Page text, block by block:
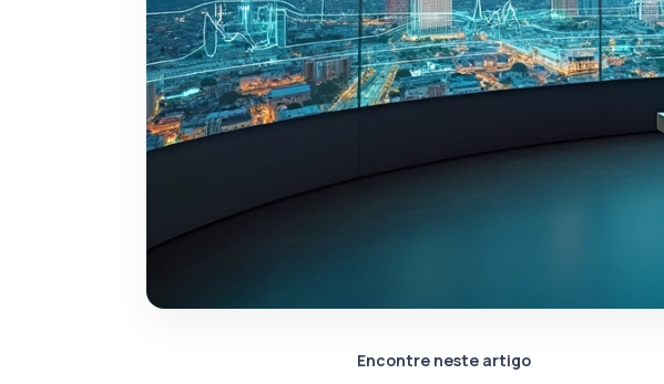
Encontre neste artigo